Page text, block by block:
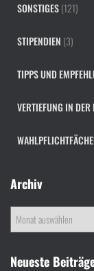
SONSTIGES(121)
STIPENDIEN (3)
TIPPS UND
VERTIEFUNG IN
Archiv
h
Neueste